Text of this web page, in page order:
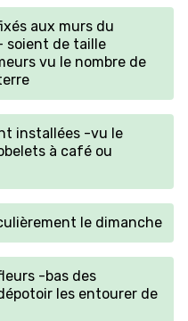
aux murs du
soient de taille
vu le nombre de
installées -vu le
à café ou
le dimanche
-bas des
les entourer de